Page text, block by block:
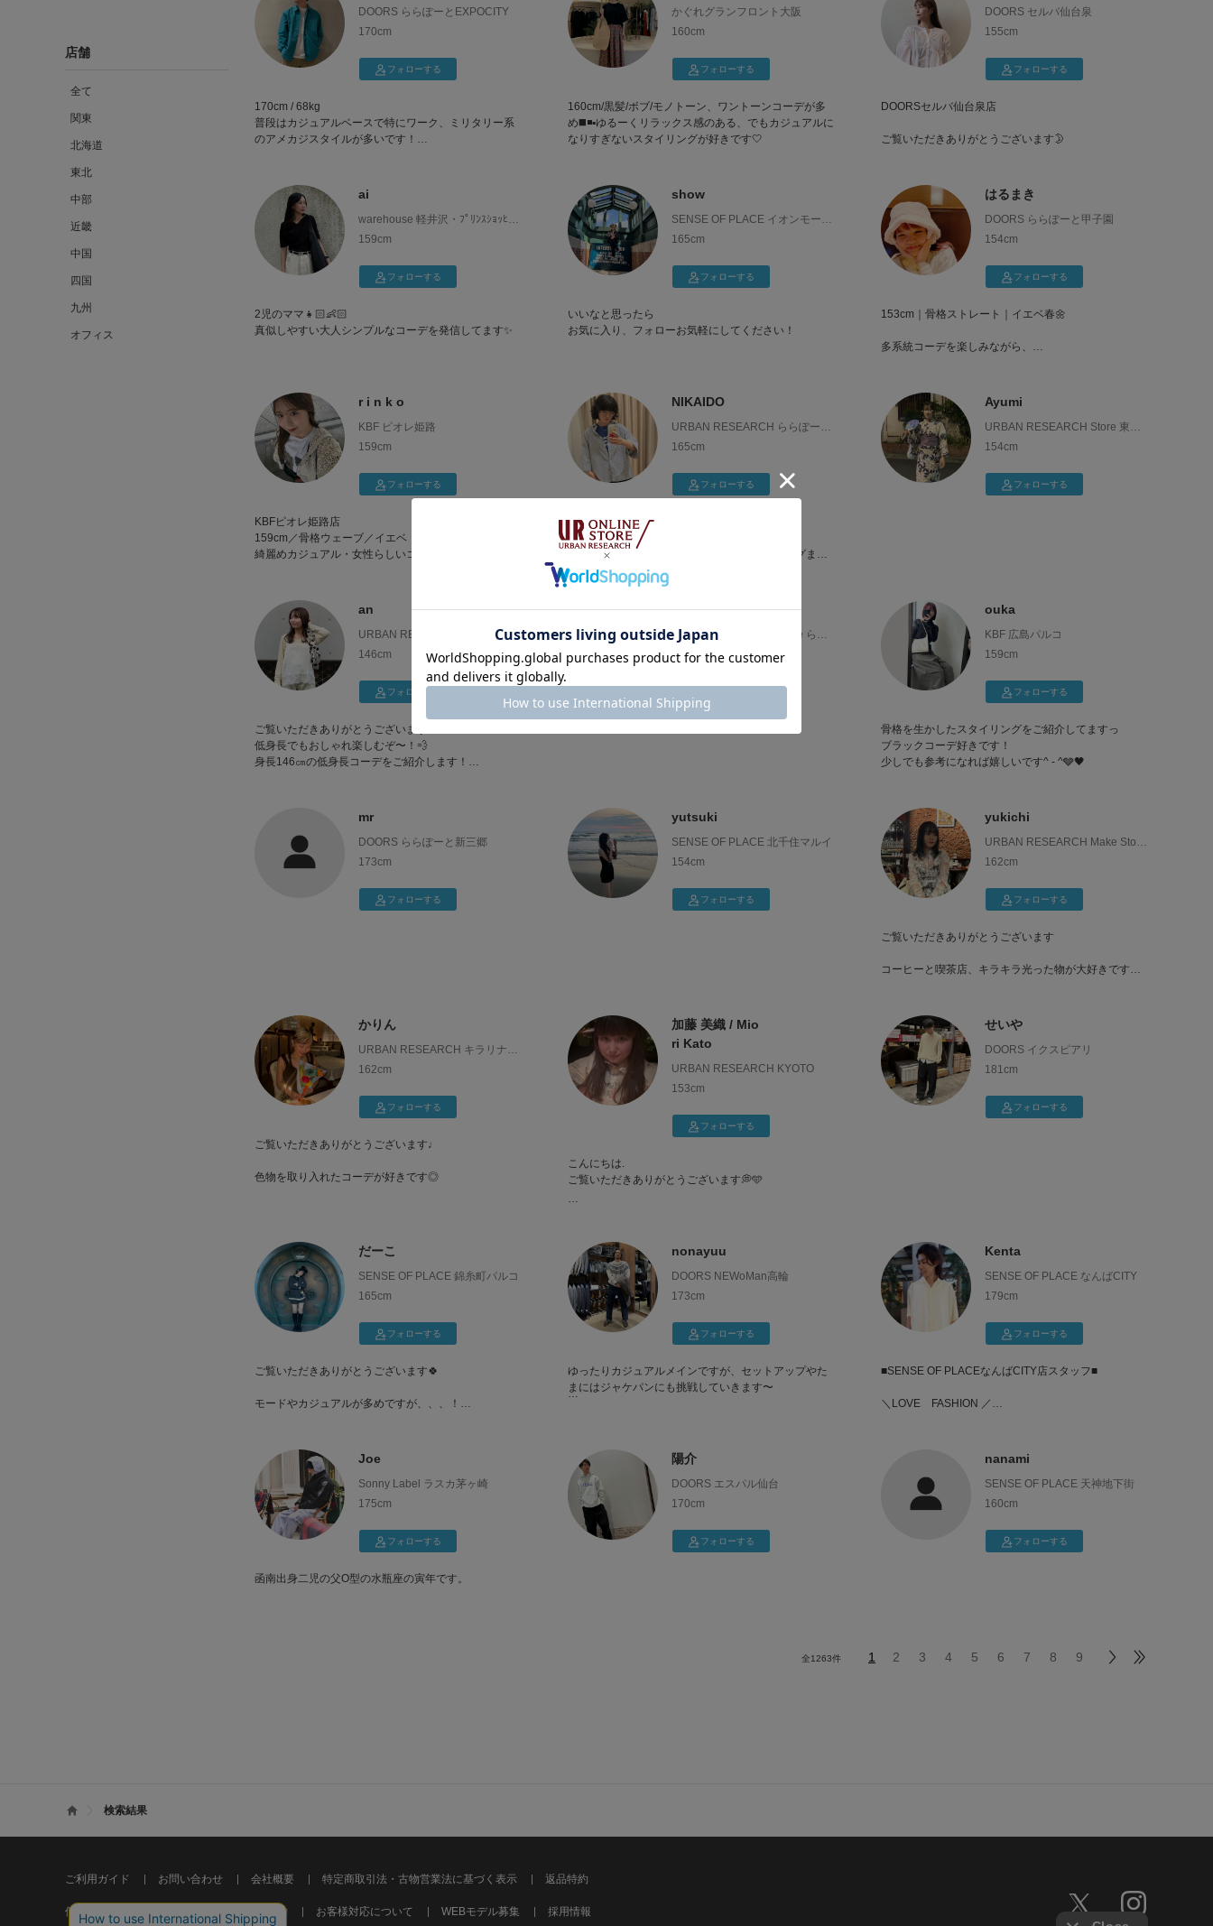
店舗
全て
関東
北海道
東北
中部
近畿
中国
四国
九州
オフィス
はっきりした色味を使ったコーディネートやスカート
ワンピースなどが得意です🍀
ィネートなど発信していきますので是非フォロー+いい
ね、お気に入り登録お願いいたします⭕️☑️
DOORS ららぽーとEXPOCITY
170cm
フォローする
170cm / 68kg
普段はカジュアルベースで特にワーク、ミリタリー系
のアメカジスタイルが多いです！
かぐれグランフロント大阪
160cm
フォローする
160cm/黒髪/ボブ/モノトーン、ワントーンコーデが多
め◼️◾▪️ゆるーくリラックス感のある、でもカジュアルに
なりすぎないスタイリングが好きです🤍
DOORS セルバ仙台泉
155cm
フォローする
DOORSセルバ仙台泉店
ご覧いただきありがとうございます🌛
ai
warehouse 軽井沢・ﾌﾟﾘﾝｽｼｮｯﾋﾟﾝ
ｸﾞﾌﾟﾗｻﾞ
159cm
フォローする
2児のママ👧🏻👶🏻
真似しやすい大人シンプルなコーデを発信してます✨
show
SENSE OF PLACE イオンモール
橿原
165cm
フォローする
いいなと思ったら
お気に入り、フォローお気軽にしてください！
はるまき
DOORS ららぽーと甲子園
154cm
フォローする
153cm｜骨格ストレート｜イエベ春🌼
多系統コーデを楽しみながら、
ぜひコーデ選びの参考にしてください☺️
r i n k o
KBF ピオレ姫路
159cm
フォローする
KBFピオレ姫路店
159cm／骨格ウェーブ／イエベ
綺麗めカジュアル・女性らしいコーデが好きです🌿
NIKAIDO
URBAN RESEARCH ららぽーと
EXPOCITY
165cm
フォローする
古着っぽいカジュアルからモードなスタイリングまで
幅広くご紹介しています︎︎︎︎︎︎☑︎
Ayumi
URBAN RESEARCH Store 東京ｽ
ｶｲﾂﾘｰﾀｳﾝ・ｿﾗﾏﾁ
154cm
フォローする
an
URBAN RESEARCH Storeｱﾐｭﾌﾟ
ﾗｻﾞ熊本
146cm
フォローする
ご覧いただきありがとうございます✨
低身長でもおしゃれ楽しむぞ〜！💨
身長146㎝の低身長コーデをご紹介します！
最近はベーシックなアイテムにも挑戦しています！
趣味はカフェ巡りです☕️
oku
URBAN RESEARCH Store らら
ぽーとTOKYO-BAY
161cm
ouka
KBF 広島パルコ
159cm
フォローする
骨格を生かしたスタイリングをご紹介してますっ
ブラックコーデ好きです！
少しでも参考になれば嬉しいです^ - ^🩶🖤
mr
DOORS ららぽーと新三郷
173cm
フォローする
yutsuki
SENSE OF PLACE 北千住マルイ
154cm
フォローする
yukichi
URBAN RESEARCH Make Store
東急プラザ蒲田
162cm
フォローする
ご覧いただきありがとうございます
コーヒーと喫茶店、キラキラ光った物が大好きです！
かりん
URBAN RESEARCH キラリナ京
王吉祥寺
162cm
フォローする
ご覧いただきありがとうございます♩
色物を取り入れたコーデが好きです◎
加藤 美織 / Mio
ri Kato
URBAN RESEARCH KYOTO
153cm
フォローする
こんにちは.
ご覧いただきありがとうございます💭🩵
inst : miopooo
Instagramも是非お願いいたします😶‍🌫️🙏🏻💭💭
せいや
DOORS イクスピアリ
181cm
フォローする
だーこ
SENSE OF PLACE 錦糸町パルコ
165cm
フォローする
ご覧いただきありがとうございます🍀
モードやカジュアルが多めですが、、、！
皆様の日常生活の「好き」に少しでも自信が持てるよ
う、寄り添えるよう、頑張ります✨
・身長に合わせたコーデ💪🏻
・カラーアイテムの日常使い❤️‍🔥
（肩と腰回りに悩んでます…！）
nonayuu
DOORS NEWoMan高輪
173cm
フォローする
ゆったりカジュアルメインですが、セットアップやた
まにはジャケパンにも挑戦していきます〜
Kenta
SENSE OF PLACE なんばCITY
179cm
フォローする
■SENSE OF PLACEなんばCITY店スタッフ■
＼LOVE FASHION ／
じぶんの発信で、1人でも多くの人にファッションの楽
しさが広まれば嬉しいです！
USJ・阪神タイガースが好きです！
Joe
Sonny Label ラスカ茅ヶ崎
175cm
フォローする
函南出身二児の父O型の水瓶座の寅年です。
陽介
DOORS エスパル仙台
170cm
フォローする
nanami
SENSE OF PLACE 天神地下街
160cm
フォローする
全1263件 1 2 3 4 5 6 7 8 9
検索結果
ご利用ガイド お問い合わせ 会社概要 特定商取引法・古物営業法に基づく表示 返品特約
個人情報の取り扱いについて ご利用規約 お客様対応について WEBモデル募集 採用情報